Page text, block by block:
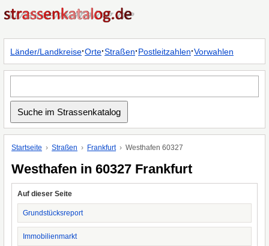
Länder/Landkreise·Orte·Straßen·Postleitzahlen·Vorwahlen
Startseite Straßen Frankfurt Westhafen 60327
Westhafen in 60327 Frankfurt
Auf dieser Seite
Grundstücksreport
Immobilienmarkt